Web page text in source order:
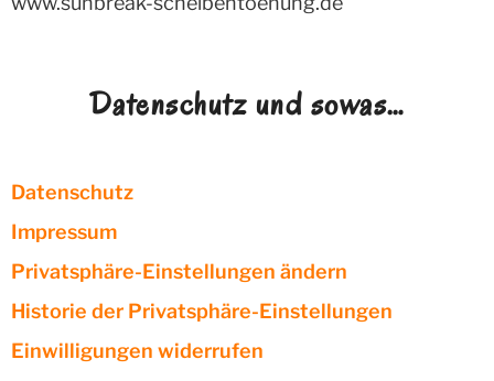
Datenschutz und sowas…
Datenschutz
Impressum
Privatsphäre-Einstellungen ändern
Historie der Privatsphäre-Einstellungen
Einwilligungen widerrufen